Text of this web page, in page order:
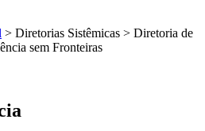
> Diretorias Sistêmicas > Diretoria de
sem Fronteiras